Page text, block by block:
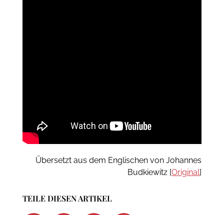
Übersetzt aus dem Englischen von Johannes
Budkiewitz [Original]
TEILE DIESEN ARTIKEL